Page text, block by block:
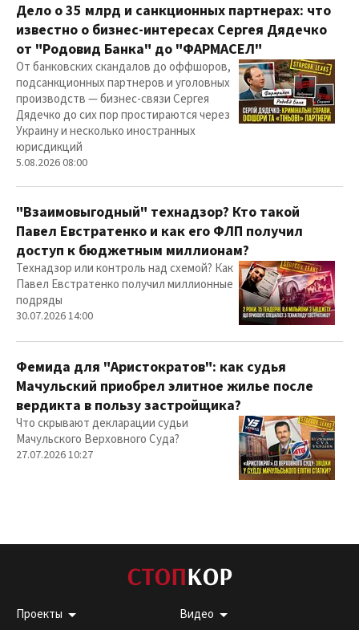
Дело о 35 млрд и санкционных партнерах: что
известно о бизнес-интересах Сергея Дядечко
от "Родовид Банка" до "ФАРМАСЕЛ"
От банковских скандалов до оффшоров,
подсанкционных партнеров и уголовных
производств — бизнес-связи Сергея
Дядечко до сих пор простираются через
Украину и несколько иностранных
юрисдикций
5.08.2026 08:00
"Взаимовыгодный" технадзор? Кто такой
Павел Евстратенко и как его ФЛП получил
доступ к бюджетным миллионам?
Технадзор или контроль над схемой? Как
Павел Евстратенко получил миллионные
подряды
30.07.2026 14:00
Фемида для "Аристократов": как судья
Мачульский приобрел элитное жилье после
вердикта в пользу застройщика?
Что скрывают декларации судьи
Мачульского Верховного Суда?
27.07.2026 10:27
Проекты Видео